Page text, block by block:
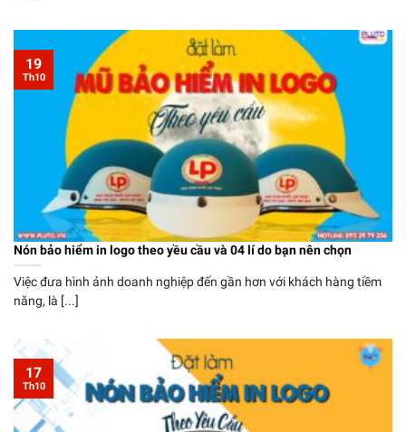
Nón bảo hiểm in logo theo yều cầu và 04 lí do bạn nên chọn
Việc đưa hình ảnh doanh nghiệp đến gần hơn với khách hàng tiềm
năng, là [...]
19
Th10
17
Th10